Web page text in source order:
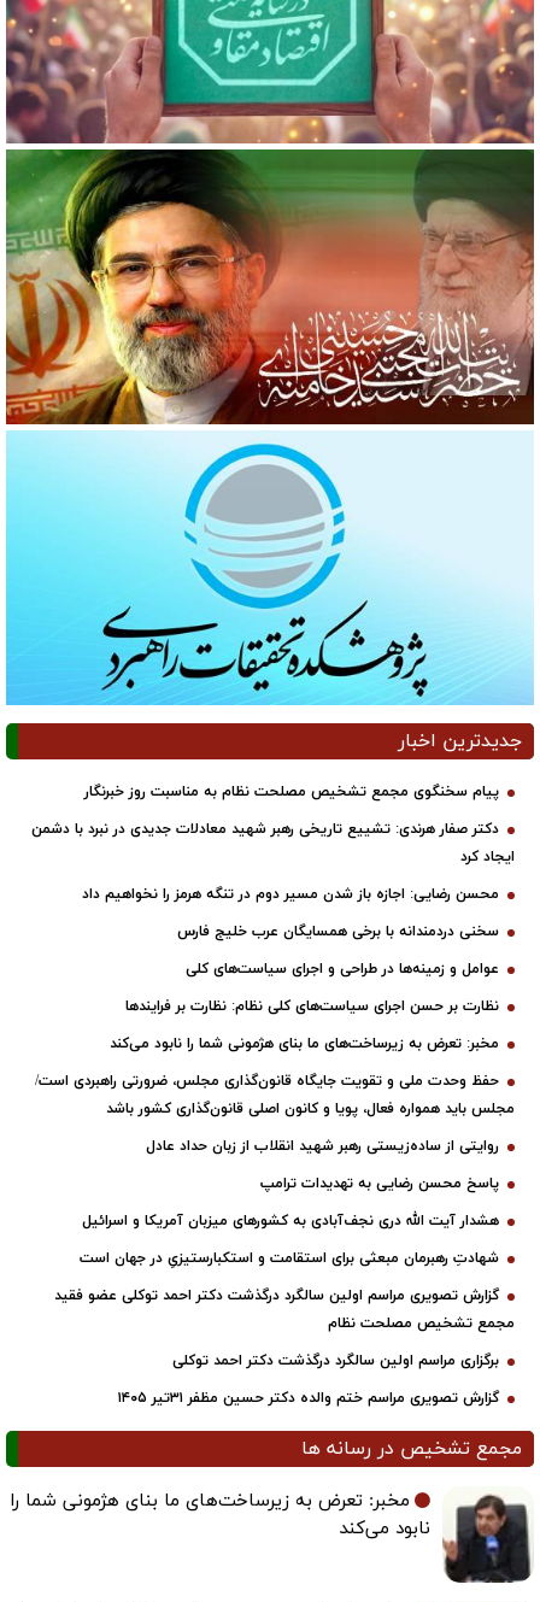
جدیدترین اخبار
پیام سخنگوی مجمع تشخیص مصلحت نظام به مناسبت روز خبرنگار
دکتر صفار هرندی: تشییع تاریخی رهبر شهید معادلات جدیدی در نبرد با دشمن
ایجاد کرد
محسن رضایی: اجازه باز شدن مسیر دوم در تنگه هرمز را نخواهیم داد
سخنی دردمندانه با برخی همسایگان عرب خلیج فارس
عوامل و زمینه‌ها در طراحی و اجرای سیاست‌های کلی
نظارت بر حسن اجرای سیاست‌های کلی نظام: نظارت بر فرایندها
مخبر: تعرض به زیرساخت‌های ما بنای هژمونی شما را نابود می‌کند
حفظ وحدت ملی و تقویت جایگاه قانون‌گذاری مجلس، ضرورتی راهبردی است/
مجلس باید همواره فعال، پویا و کانون اصلی قانون‌گذاری کشور باشد
روایتی از ساده‌زیستی رهبر شهید انقلاب از زبان حداد عادل
پاسخ محسن رضایی به تهدیدات ترامپ
هشدار آیت الله دری نجف‌آبادی به کشورهای میزبان آمریکا و اسرائیل
شهادتِ رهبرمان مبعثی برای استقامت و استکبارستیزیِ در جهان است
گزارش تصویری مراسم اولین سالگرد درگذشت دکتر احمد توکلی عضو فقید
مجمع تشخیص مصلحت نظام
برگزاری مراسم اولین سالگرد درگذشت دکتر احمد توکلی
گزارش تصویری مراسم ختم والده دکتر حسین مظفر ۳۱تیر ۱۴۰۵
مجمع تشخیص در رسانه ها
مخبر: تعرض به زیرساخت‌های ما بنای هژمونی شما را
نابود می‌کند